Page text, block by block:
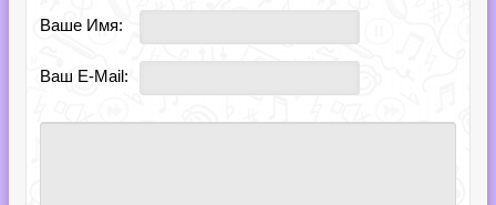
Ваше Имя:
Ваш E-Mail: